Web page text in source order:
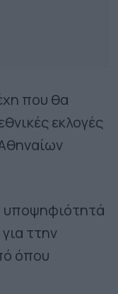
που θα
εκλογές
ττην
όπου